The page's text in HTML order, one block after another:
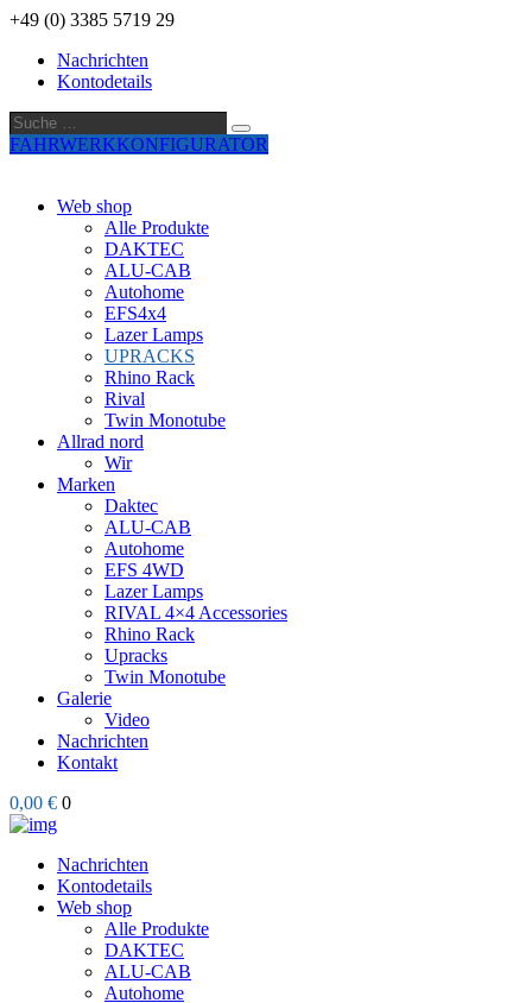
+49 (0) 3385 5719 29
Nachrichten
Kontodetails
Suche
…
Suche
FAHRWERKKONFIGURATOR
Web shop
Alle Produkte
DAKTEC
ALU-CAB
Autohome
EFS4x4
Lazer Lamps
UPRACKS
Rhino Rack
Rival
Twin Monotube
Allrad nord
Wir
Marken
Daktec
ALU-CAB
Autohome
EFS 4WD
Lazer Lamps
RIVAL 4×4 Accessories
Rhino Rack
Upracks
Twin Monotube
Galerie
Video
Nachrichten
Kontakt
0,00 € 0
Nachrichten
Kontodetails
Web shop
Alle Produkte
DAKTEC
ALU-CAB
Autohome